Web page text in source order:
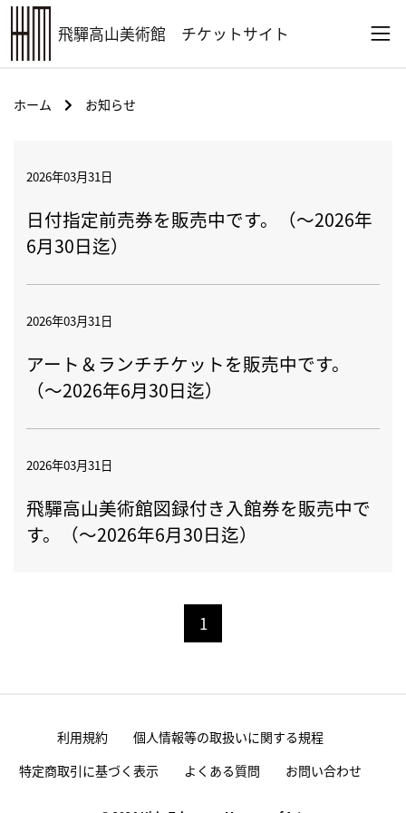
飛驒高山美術館 チケットサイト
ホーム お知らせ
2026年03月31日
日付指定前売券を販売中です。（～2026年
6月30日迄）
2026年03月31日
アート＆ランチチケットを販売中です。
（～2026年6月30日迄）
2026年03月31日
飛驒高山美術館図録付き入館券を販売中で
す。（～2026年6月30日迄）
1
利用規約
個人情報等の取扱いに関する規程
特定商取引に基づく表示
よくある質問 お問い合わせ